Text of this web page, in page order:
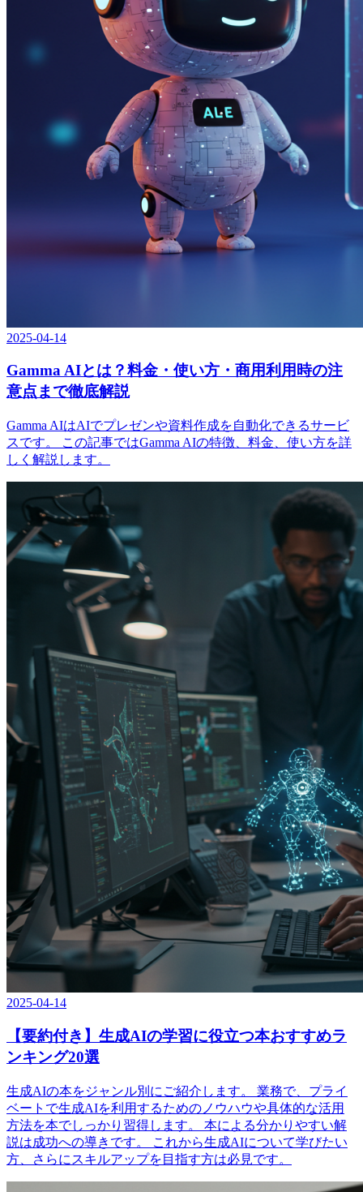
2025-04-14
Gamma AIとは？料金・使い方・商用利用時の注
意点まで徹底解説
Gamma AIはAIでプレゼンや資料作成を自動化できるサービ
スです。 この記事ではGamma AIの特徴、料金、使い方を詳
しく解説します。
2025-04-14
【要約付き】生成AIの学習に役立つ本おすすめラ
ンキング20選
生成AIの本をジャンル別にご紹介します。 業務で、プライ
ベートで生成AIを利用するためのノウハウや具体的な活用
方法を本でしっかり習得します。 本による分かりやすい解
説は成功への導きです。 これから生成AIについて学びたい
方、さらにスキルアップを目指す方は必見です。